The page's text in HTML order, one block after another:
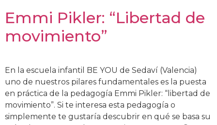
Emmi Pikler: “Libertad de
movimiento”
En la escuela infantil BE YOU de Sedaví (Valencia)
uno de nuestros pilares fundamentales es la puesta
en práctica de la pedagogía Emmi Pikler: “libertad de
movimiento”. Si te interesa esta pedagogía o
simplemente te gustaría descubrir en qué se basa su